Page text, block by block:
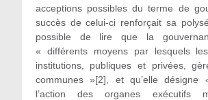
acceptions possibles du terme de
succès de celui-ci renforçait sa
possible de lire que la
« différents moyens par lesquels
institutions, publiques et privées,
communes »[2], et qu’elle désigne
l’action des organes exécutifs